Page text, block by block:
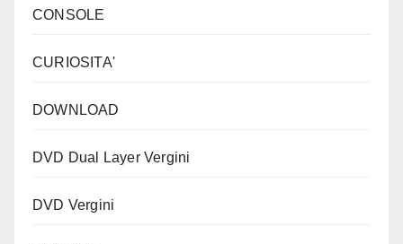
CONSOLE
CURIOSITA'
DOWNLOAD
DVD Dual Layer Vergini
DVD Vergini